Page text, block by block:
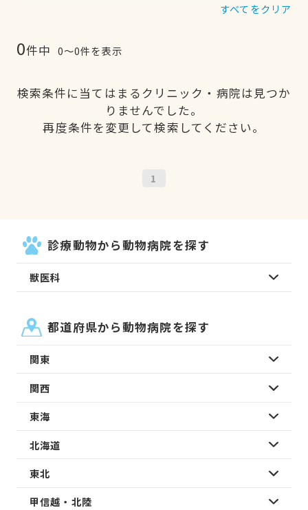
すべてをクリア
0件中 0〜0件を表示
検索条件に当てはまるクリニック・病院は見つか
りませんでした。
再度条件を変更して検索してください。
1
診療動物から動物病院を探す
獣医科
都道府県から動物病院を探す
関東
関西
東海
北海道
東北
甲信越・北陸